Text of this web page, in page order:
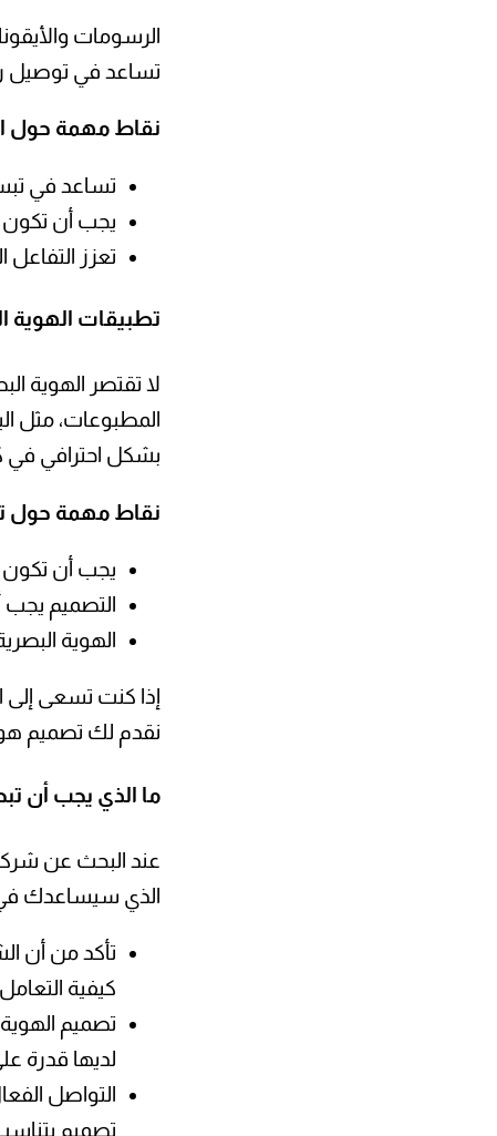
الرسومات
تساعد في توصيل
نقاط مهمة حول
تساعد في
يجب أن تكون
تعزز
تطبيقات الهوية
لا تقتصر الهوية
المطبوعات، مثل
بشكل احترافي
نقاط مهمة حول
يجب أن تكون
التصميم يجب
الهوية
إذا كنت تسعى إلى
نقدم لك تصميم
ما الذي يجب أن
عند البحث عن
الذي سيساعدك في
تأكد من أن
كيفية
تصميم
لديها قدرة
التواصل
تصميم